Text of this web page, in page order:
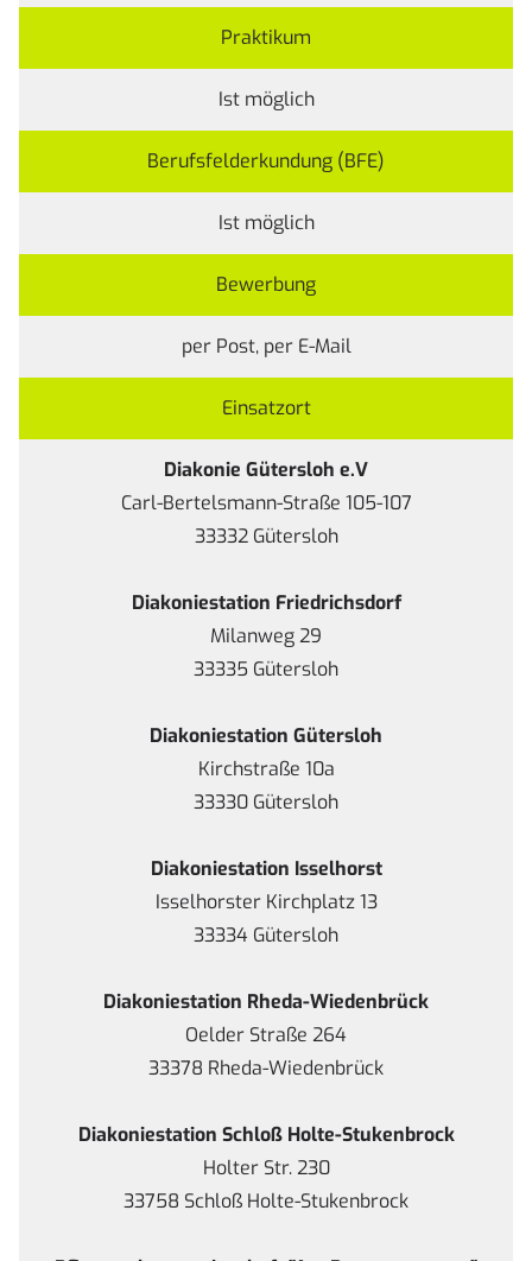
Praktikum
Ist möglich
Berufsfelderkundung (BFE)
Ist möglich
Bewerbung
per Post, per E-Mail
Einsatzort
Diakonie Gütersloh e.V
Carl-Bertelsmann-Straße 105-107
33332 Gütersloh
Diakoniestation Friedrichsdorf
Milanweg 29
33335 Gütersloh
Diakoniestation Gütersloh
Kirchstraße 10a
33330 Gütersloh
Diakoniestation Isselhorst
Isselhorster Kirchplatz 13
33334 Gütersloh
Diakoniestation Rheda-Wiedenbrück
Oelder Straße 264
33378 Rheda-Wiedenbrück
Diakoniestation Schloß Holte-Stukenbrock
Holter Str. 230
33758 Schloß Holte-Stukenbrock